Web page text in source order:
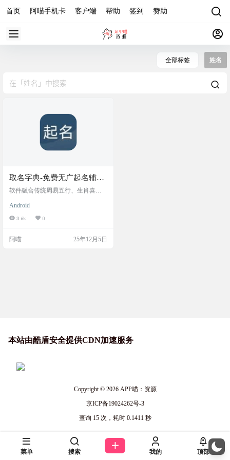
首页 阿喵手机卡 客户端 帮助 签到 赞助
全部标签 姓名
取名字典-免费无广起名辅助
工具，覆盖新生儿取名、成
称创作等多元场景
软件融合传统周易五行、生肖喜忌
字库，含诗词典籍优质用字。支持
按性别、字数、五行、寓意等智能
收藏对比候选名。界面简洁易操
Android
3.6k 0
阿喵 25年12月5日
本站由酷盾安全提供CDN加速服务
Copyright © 2026APP喵：资源
京ICP备19024262号-3
查询 15 次，耗时 0.1411 秒
菜单 搜索 我的 顶部